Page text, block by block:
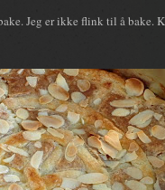
Jeg er ikke flink til å bake.